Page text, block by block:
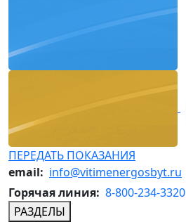
ПЕРЕДАТЬ ПОКАЗАНИЯ
email: info@vitimenergosbyt.ru
Горячая линия: 8-800-234-3320
РАЗДЕЛЫ